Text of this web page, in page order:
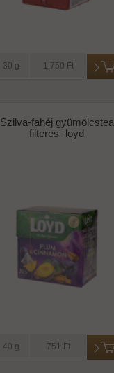
30 g 1.750 Ft
Szilva-fahéj gyümölcstea
filteres -loyd
40 g 751 Ft